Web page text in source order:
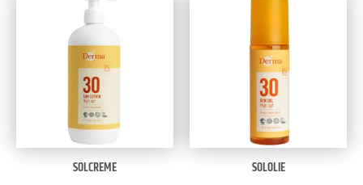
SOLCREME SOLOLIE